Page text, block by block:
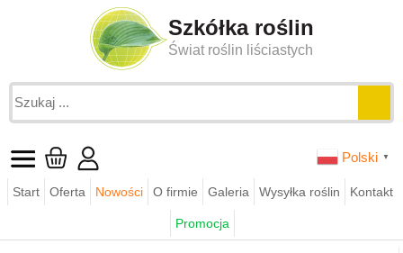
Szkółka roślin
Świat roślin liściastych
Polski ▼
Start Oferta Nowości O firmie Galeria Wysyłka roślin Kontakt
Promocja
Ketmia syryjska, hibiskus (Hibiscus syriacus) Russian Violet - Floru